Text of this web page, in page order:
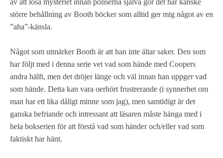
av att lösa mysteriet innan poliserna själva gör det har kanske
större behållning av Booth böcker som alltid ger mig något av en
”aha”-känsla.
Något som utmärker Booth är att han inte ältar saker. Den som
har följt med i denna serie vet vad som hände med Coopers
andra hälft, men det dröjer länge och väl innan han uppger vad
som hände. Detta kan vara oerhört frustrerande (i synnerhet om
man har ett lika dåligt minne som jag), men samtidigt är det
ganska befriande och intressant att läsaren måste hänga med i
hela bokserien för att förstå vad som händer och/eller vad som
faktiskt har hänt.